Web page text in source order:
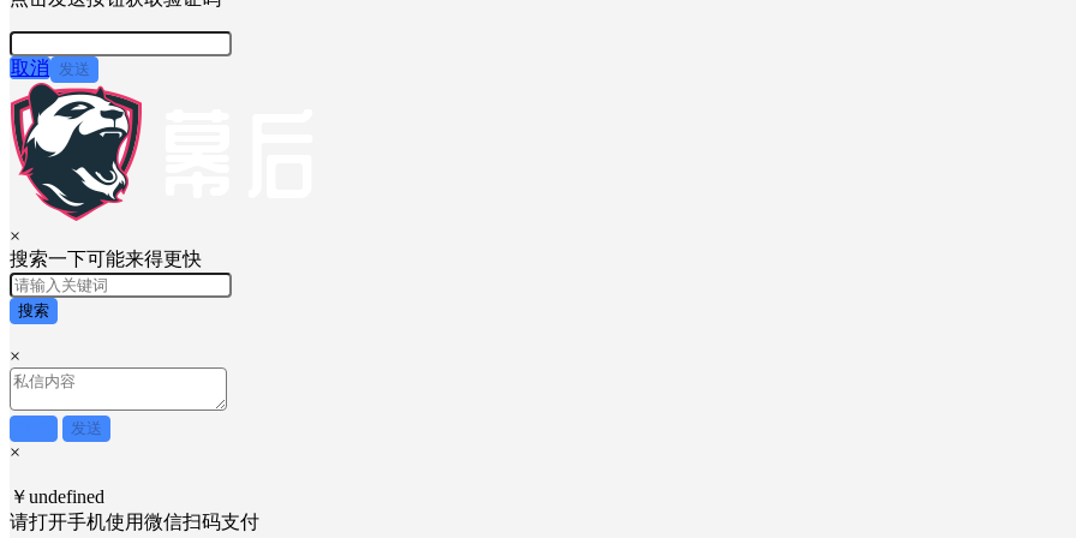
取消 发送
×
搜索一下可能来得更快
搜索
×
发送
×
￥undefined
请打开手机使用微信扫码支付